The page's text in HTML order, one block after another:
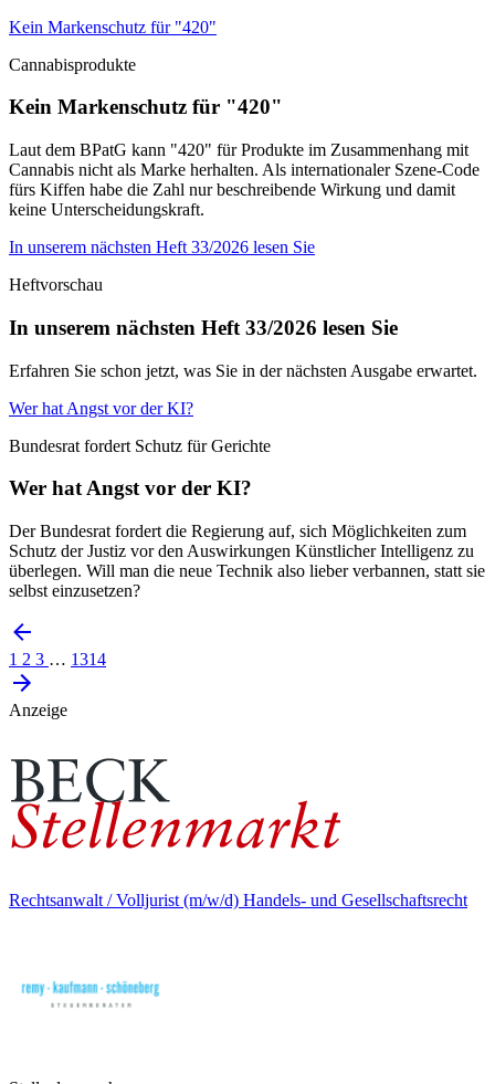
Kein Markenschutz für "420"
Cannabisprodukte
Kein Markenschutz für "420"
Laut dem BPatG kann "420" für Produkte im Zusammenhang mit
Cannabis nicht als Marke herhalten. Als internationaler Szene-Code
fürs Kiffen habe die Zahl nur beschreibende Wirkung und damit
keine Unterscheidungskraft.
In unserem nächsten Heft 33/2026 lesen Sie
Heftvorschau
In unserem nächsten Heft 33/2026 lesen Sie
Erfahren Sie schon jetzt, was Sie in der nächsten Ausgabe erwartet.
Wer hat Angst vor der KI?
Bundesrat fordert Schutz für Gerichte
Wer hat Angst vor der KI?
Der Bundesrat fordert die Regierung auf, sich Möglichkeiten zum
Schutz der Justiz vor den Auswirkungen Künstlicher Intelligenz zu
überlegen. Will man die neue Technik also lieber verbannen, statt sie
selbst einzusetzen?
1 2 3 … 1314
Anzeige
Rechtsanwalt / Volljurist (m/w/d) Handels- und Gesellschaftsrecht